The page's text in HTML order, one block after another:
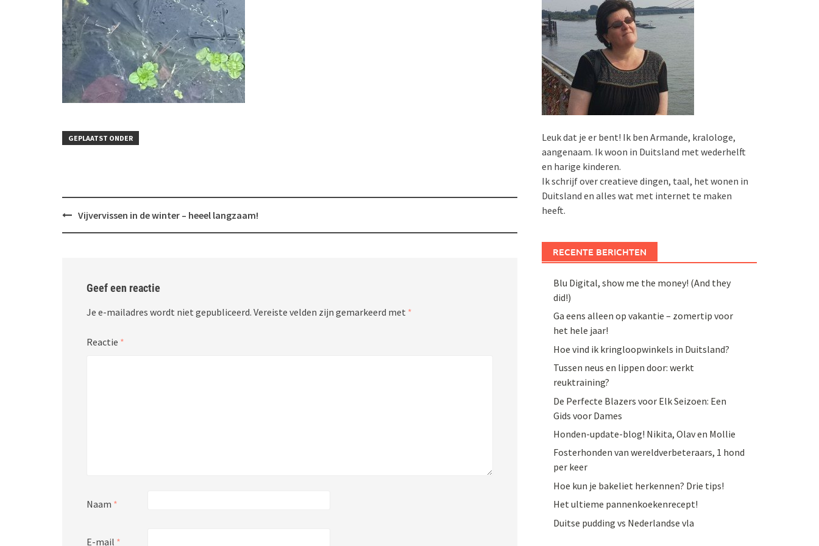
GEPLAATST ONDER
Bericht
Vijvervissen in de winter – heeel langzaam!
Geef een reactie
Je e-mailadres wordt niet gepubliceerd. Vereiste velden zijn gemarkeerd met *
Reactie *
Naam *
E-mail *
Leuk dat je er bent! Ik ben Armande, kralologe,
aangenaam. Ik woon in Duitsland met wederhelft
en harige kinderen.
Ik schrijf over creatieve dingen, taal, het wonen in
Duitsland en alles wat met internet te maken
heeft.
RECENTE BERICHTEN
Blu Digital, show me the money! (And they
did!)
Ga eens alleen op vakantie – zomertip voor
het hele jaar!
Hoe vind ik kringloopwinkels in Duitsland?
Tussen neus en lippen door: werkt
reuktraining?
De Perfecte Blazers voor Elk Seizoen: Een
Gids voor Dames
Honden-update-blog! Nikita, Olav en Mollie
Fosterhonden van wereldverbeteraars, 1 hond
per keer
Hoe kun je bakeliet herkennen? Drie tips!
Het ultieme pannenkoekenrecept!
Duitse pudding vs Nederlandse vla